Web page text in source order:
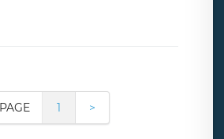
PAGE 1 >